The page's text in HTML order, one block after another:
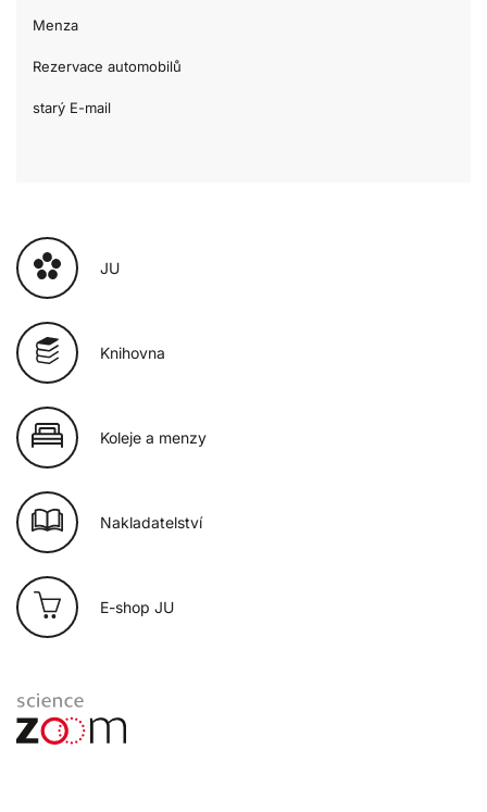
Menza
Rezervace automobilů
starý E-mail
JU
Knihovna
Koleje a menzy
Nakladatelství
E-shop JU